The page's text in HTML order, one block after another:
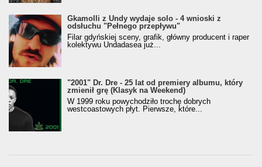
Gkamolli z Undy wydaje solo - 4 wnioski z
odsłuchu "Pełnego przepływu"
Filar gdyńskiej sceny, grafik, główny producent i raper
kolektywu Undadasea już...
"2001" Dr. Dre - 25 lat od premiery albumu, który
zmienił grę (Klasyk na Weekend)
W 1999 roku powychodziło trochę dobrych
westcoastowych płyt. Pierwsze, które...